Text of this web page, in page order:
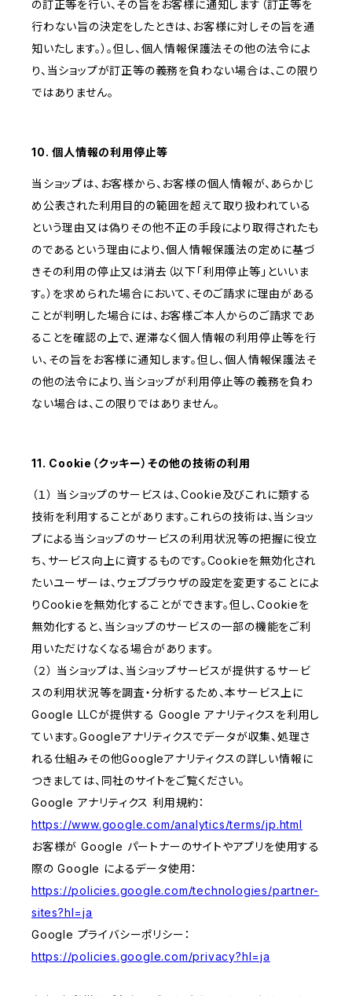
の訂正等を行い、その旨をお客様に通知します（訂正等を
行わない旨の決定をしたときは、お客様に対しその旨を通
知いたします。）。但し、個人情報保護法その他の法令によ
り、当ショップが訂正等の義務を負わない場合は、この限り
ではありません。
10. 個人情報の利用停止等
当ショップは、お客様から、お客様の個人情報が、あらかじ
め公表された利用目的の範囲を超えて取り扱われている
という理由又は偽りその他不正の手段により取得されたも
のであるという理由により、個人情報保護法の定めに基づ
きその利用の停止又は消去（以下「利用停止等」といいま
す。）を求められた場合において、そのご請求に理由がある
ことが判明した場合には、お客様ご本人からのご請求であ
ることを確認の上で、遅滞なく個人情報の利用停止等を行
い、その旨をお客様に通知します。但し、個人情報保護法そ
の他の法令により、当ショップが利用停止等の義務を負わ
ない場合は、この限りではありません。
11. Cookie（クッキー）その他の技術の利用
（１） 当ショップのサービスは、Cookie及びこれに類する
技術を利用することがあります。これらの技術は、当ショッ
プによる当ショップのサービスの利用状況等の把握に役立
ち、サービス向上に資するものです。Cookieを無効化され
たいユーザーは、ウェブブラウザの設定を変更することによ
りCookieを無効化することができます。但し、Cookieを
無効化すると、当ショップのサービスの一部の機能をご利
用いただけなくなる場合があります。
（２） 当ショップは、当ショップサービスが提供するサービ
スの利用状況等を調査・分析するため、本サービス上に
Google LLCが提供する Google アナリティクスを利用し
ています。Googleアナリティクスでデータが収集、処理さ
れる仕組みその他Googleアナリティクスの詳しい情報に
つきましては、同社のサイトをご覧ください。
Google アナリティクス 利用規約：
https://www.google.com/analytics/terms/jp.html
お客様が Google パートナーのサイトやアプリを使用する
際の Google によるデータ使用：
https://policies.google.com/technologies/partner-
sites?hl=ja
Google プライバシーポリシー：
https://policies.google.com/privacy?hl=ja